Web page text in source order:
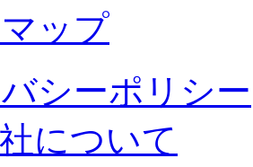
ップ
シーポリシー
について